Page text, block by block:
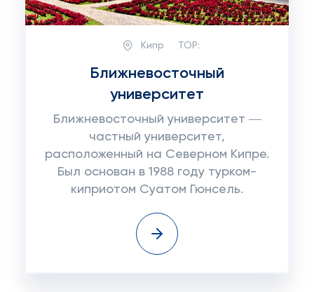
Кипр TOP:
Ближневосточный
университет
Ближневосточный университет ―
частный университет,
расположенный на Северном Кипре.
Был основан в 1988 году турком-
киприотом Суатом Гюнсель.